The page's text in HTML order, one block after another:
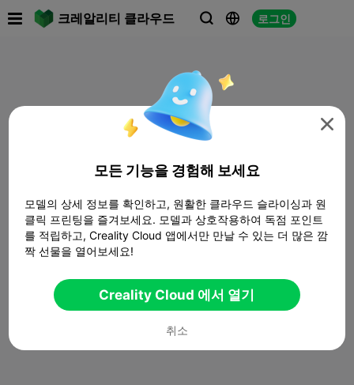
크레알리티 클라우드   로그인

모든 기능을 경험해 보세요
모델의 상세 정보를 확인하고, 원활한 클라우드 슬라이싱과 원
클릭 프린팅을 즐겨보세요. 모델과 상호작용하여 독점 포인트
를 적립하고, Creality Cloud 앱에서만 만날 수 있는 더 많은 깜
짝 선물을 열어보세요!
Creality Cloud 에서 열기
취소